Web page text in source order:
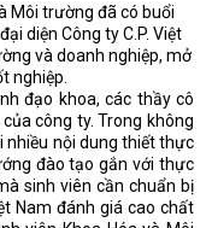
Môi trường đã có buổi
diện Công ty C.P. Việt
và doanh nghiệp, mở
nghiệp.
đạo khoa, các thầy cô
công ty. Trong không
nhiều nội dung thiết thực
đào tạo gắn với thực
sinh viên cần chuẩn bị
Nam đánh giá cao chất